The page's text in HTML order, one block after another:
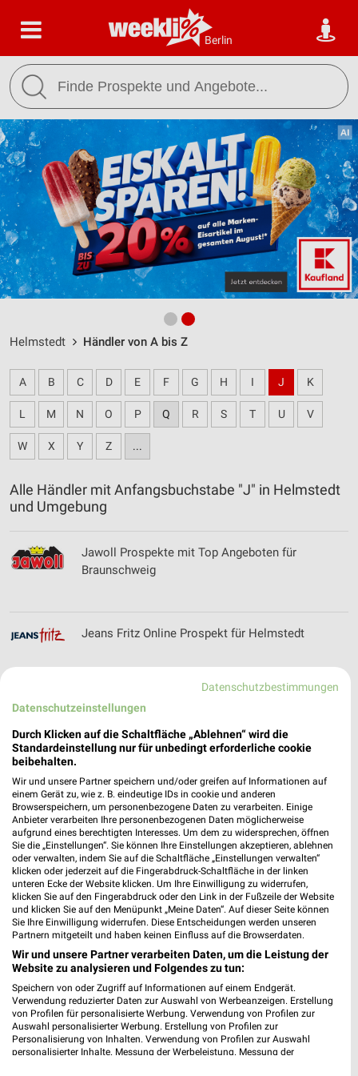
Berlin
Helmstedt Händler von A bis Z
A B C D E F G H I J K
L M N O P Q R S T U V
W X Y Z ...
Alle Händler mit Anfangsbuchstabe "J" in Helmstedt
und Umgebung
Jawoll Prospekte mit Top Angeboten für
Braunschweig
Jeans Fritz Online Prospekt für Helmstedt
Juwelier Schneider Filialen & Öffnungszeiten für
Gifhorn
JYSK Katalog und Prospekte für Helmstedt
Noch mehr Angebote in
der weekli App!
Datenschutzbestimmungen
Datenschutzeinstellungen
Durch Klicken auf die Schaltfläche „Ablehnen“ wird die
Standardeinstellung nur für unbedingt erforderliche cookie
beibehalten.
Wir und unsere Partner speichern und/oder greifen auf Informationen auf
einem Gerät zu, wie z. B. eindeutige IDs in cookie und anderen
Browserspeichern, um personenbezogene Daten zu verarbeiten. Einige
Anbieter verarbeiten Ihre personenbezogenen Daten möglicherweise
aufgrund eines berechtigten Interesses. Um dem zu widersprechen, öffnen
Sie die „Einstellungen“. Sie können Ihre Einstellungen akzeptieren, ablehnen
oder verwalten, indem Sie auf die Schaltfläche „Einstellungen verwalten“
klicken oder jederzeit auf die Fingerabdruck-Schaltfläche in der linken
unteren Ecke der Website klicken. Um Ihre Einwilligung zu widerrufen,
klicken Sie auf den Fingerabdruck oder den Link in der Fußzeile der Website
und klicken Sie auf den Menüpunkt „Meine Daten“. Auf dieser Seite können
Sie Ihre Einwilligung widerrufen. Diese Entscheidungen werden unseren
Partnern mitgeteilt und haben keinen Einfluss auf die Browserdaten.
Wir und unsere Partner verarbeiten Daten, um die Leistung der
Website zu analysieren und Folgendes zu tun:
Speichern von oder Zugriff auf Informationen auf einem Endgerät.
Verwendung reduzierter Daten zur Auswahl von Werbeanzeigen. Erstellung
von Profilen für personalisierte Werbung. Verwendung von Profilen zur
Auswahl personalisierter Werbung. Erstellung von Profilen zur
Personalisierung von Inhalten. Verwendung von Profilen zur Auswahl
personalisierter Inhalte. Messung der Werbeleistung. Messung der